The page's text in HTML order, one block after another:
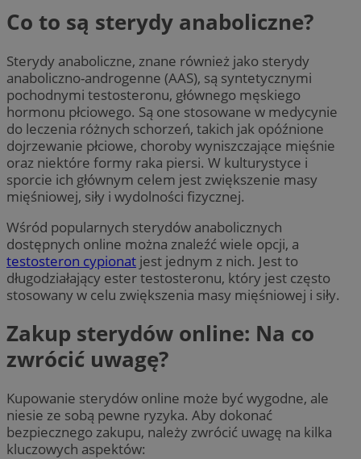
Co to są sterydy anaboliczne?
Sterydy anaboliczne, znane również jako sterydy
anaboliczno-androgenne (AAS), są syntetycznymi
pochodnymi testosteronu, głównego męskiego
hormonu płciowego. Są one stosowane w medycynie
do leczenia różnych schorzeń, takich jak opóźnione
dojrzewanie płciowe, choroby wyniszczające mięśnie
oraz niektóre formy raka piersi. W kulturystyce i
sporcie ich głównym celem jest zwiększenie masy
mięśniowej, siły i wydolności fizycznej.
Wśród popularnych sterydów anabolicznych
dostępnych online można znaleźć wiele opcji, a
testosteron cypionat jest jednym z nich. Jest to
długodziałający ester testosteronu, który jest często
stosowany w celu zwiększenia masy mięśniowej i siły.
Zakup sterydów online: Na co
zwrócić uwagę?
Kupowanie sterydów online może być wygodne, ale
niesie ze sobą pewne ryzyka. Aby dokonać
bezpiecznego zakupu, należy zwrócić uwagę na kilka
kluczowych aspektów: